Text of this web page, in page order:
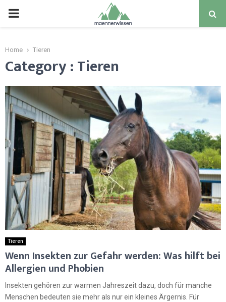
PRIMARY
Home Tieren
Category : Tieren
Tieren
Wenn Insekten zur Gefahr werden: Was hilft bei
Allergien und Phobien
Insekten gehören zur warmen Jahreszeit dazu, doch für manche
Menschen bedeuten sie mehr als nur ein kleines Ärgernis. Für